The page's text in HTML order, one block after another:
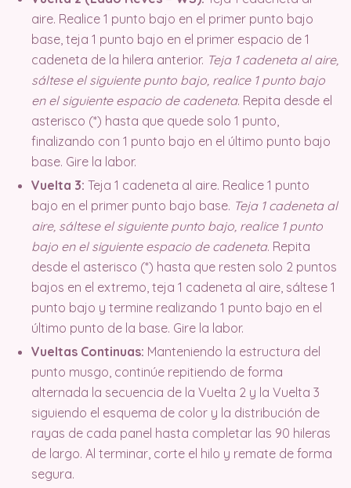
aire. Realice 1 punto bajo en el primer punto bajo
base, teja 1 punto bajo en el primer espacio de 1
cadeneta de la hilera anterior. Teja 1 cadeneta al aire,
sáltese el siguiente punto bajo, realice 1 punto bajo
en el siguiente espacio de cadeneta. Repita desde el
asterisco (*) hasta que quede solo 1 punto,
finalizando con 1 punto bajo en el último punto bajo
base. Gire la labor.
Vuelta 3: Teja 1 cadeneta al aire. Realice 1 punto
bajo en el primer punto bajo base. Teja 1 cadeneta al
aire, sáltese el siguiente punto bajo, realice 1 punto
bajo en el siguiente espacio de cadeneta. Repita
desde el asterisco (*) hasta que resten solo 2 puntos
bajos en el extremo, teja 1 cadeneta al aire, sáltese 1
punto bajo y termine realizando 1 punto bajo en el
último punto de la base. Gire la labor.
Vueltas Continuas: Manteniendo la estructura del
punto musgo, continúe repitiendo de forma
alternada la secuencia de la Vuelta 2 y la Vuelta 3
siguiendo el esquema de color y la distribución de
rayas de cada panel hasta completar las 90 hileras
de largo. Al terminar, corte el hilo y remate de forma
segura.